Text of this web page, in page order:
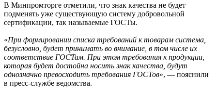
В Минпромторге отметили, что знак качества не будет
подменять уже существующую систему добровольной
сертификации, так называемые ГОСТы.
«При формировании списка требований к товарам система,
безусловно, будет принимать во внимание, в том числе их
соответствие ГОСТам. При этом требования к продукции,
которая будет достойна носить знак качества, будут
однозначно превосходить требования ГОСТов», — пояснили
в пресс-службе ведомства.